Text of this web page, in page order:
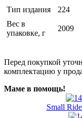
Тип издания
224
Вес в
упаковке, г
2009
Перед покупкой
комплектацию у
Маме в помощь!
Small